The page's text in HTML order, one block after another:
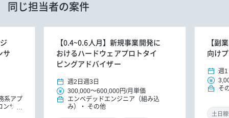
同じ担当者の案件
サ
系アプ
ンサル
【0.4~0.6人月】新規事業開発に
おけるハードウェアプロトタイ
ピングアドバイザー
週2日 週3日
300,000～600,000円/月単価
エンベデッドエンジニア（組み込
み）
その他
【副
向け
週1
そ
土日